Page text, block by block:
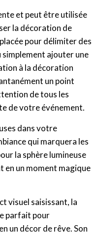
et peut être utilisée
la décoration de
pour délimiter des
simplement ajouter une
à la décoration
un point
de tous les
de votre événement.
dans votre
qui marquera les
la sphère lumineuse
un moment magique
visuel saisissant, la
parfait pour
un décor de rêve. Son